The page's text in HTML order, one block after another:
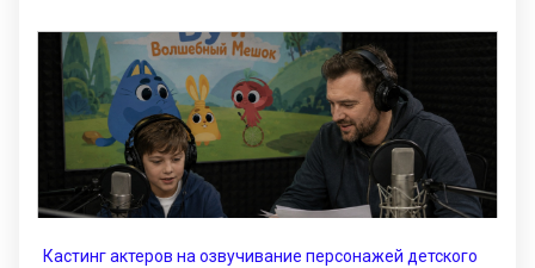
Кастинг актеров на озвучивание персонажей детского